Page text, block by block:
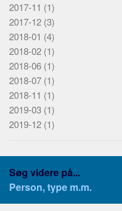
Personer
Steder
Kilder
Emner
Platform
Stak
Programmeringssprog
IDE
Emneord
2017-11 (1)
2017-12 (3)
2018-01 (4)
2018-02 (1)
2018-06 (1)
2018-07 (1)
2018-11 (1)
2019-03 (1)
2019-12 (1)
Søg videre på...
Person, type m.m.